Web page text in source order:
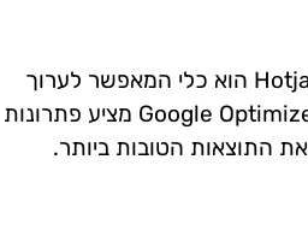
חוויית המשתמש באתר משפיעה באופן ישיר על שיעור ההמרה. Hotjar הוא כלי המאפשר לערוך
חקירת משתמשים, להבין את התנהגותם באתר ולבצע שיפורים. Google Optimize מציע פתרונות